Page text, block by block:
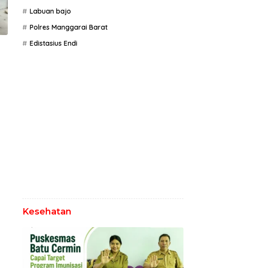
Labuan bajo
Polres Manggarai Barat
Edistasius Endi
Kesehatan